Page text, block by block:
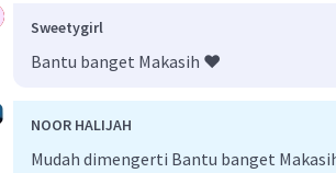
(katoda) dengan Fe (anoda). Diagram
sudah dituliskan diatas.
Sweetygirl
Bantu banget Makasih ❤️
NOOR HALIJAH
Mudah dimengerti Bantu banget